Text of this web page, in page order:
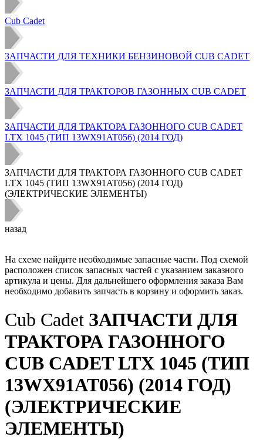
Cub Cadet
ЗАПЧАСТИ ДЛЯ ТЕХНИКИ БЕНЗИНОВОЙ CUB CADET
ЗАПЧАСТИ ДЛЯ ТРАКТОРОВ ГАЗОННЫХ CUB CADET
ЗАПЧАСТИ ДЛЯ ТРАКТОРА ГАЗОННОГО CUB CADET
LTX 1045 (ТИП 13WX91AT056) (2014 ГОД)
ЗАПЧАСТИ ДЛЯ ТРАКТОРА ГАЗОННОГО CUB CADET
LTX 1045 (ТИП 13WX91AT056) (2014 ГОД)
(ЭЛЕКТРИЧЕСКИЕ ЭЛЕМЕНТЫ)
назад
На схеме найдите необходимые запасные части. Под схемой
расположен список запасных частей с указанием заказного
артикула и цены. Для дальнейшего оформления заказа Вам
необходимо добавить запчасть в корзину и оформить заказ.
Cub Cadet ЗАПЧАСТИ ДЛЯ
ТРАКТОРА ГАЗОННОГО
CUB CADET LTX 1045 (ТИП
13WX91AT056) (2014 ГОД)
(ЭЛЕКТРИЧЕСКИЕ
ЭЛЕМЕНТЫ)